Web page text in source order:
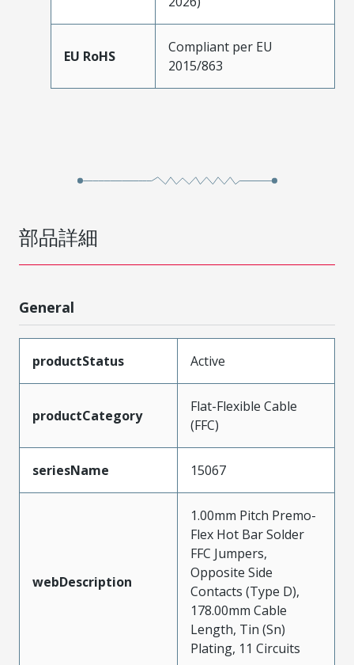
EU RoHS
Compliant per EU
2015/863
部品詳細
General
productStatus Active
productCategory
Flat-Flexible Cable
(FFC)
seriesName 15067
webDescription
1.00mm Pitch Premo-
Flex Hot Bar Solder
FFC Jumpers,
Opposite Side
Contacts (Type D),
178.00mm Cable
Length, Tin (Sn)
Plating, 11 Circuits